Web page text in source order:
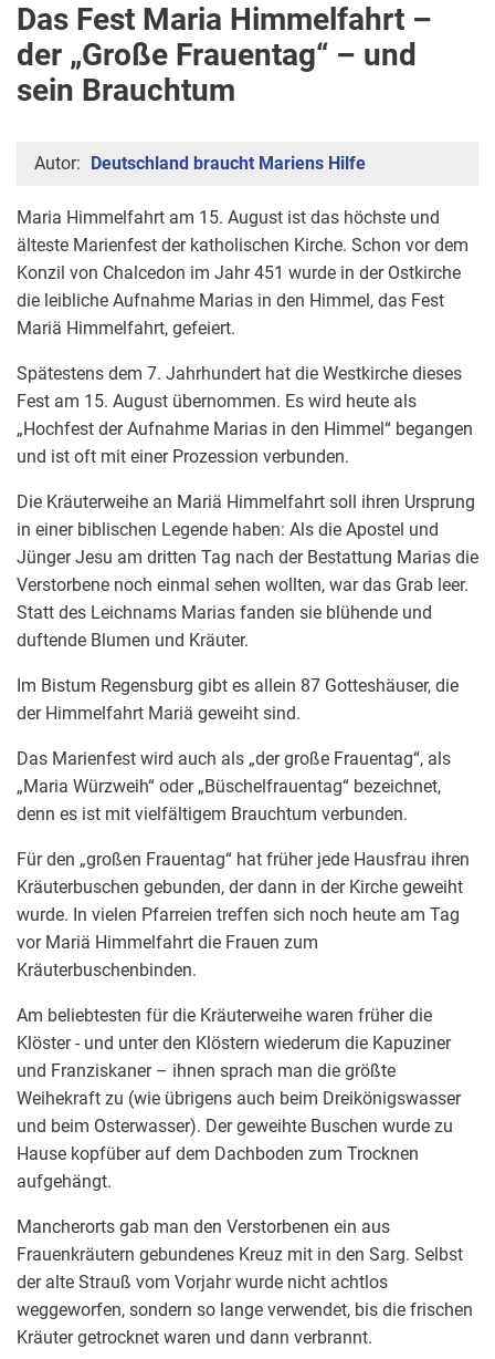
Das Fest Maria Himmelfahrt –
der „Große Frauentag“ – und
sein Brauchtum
Autor: Deutschland braucht Mariens Hilfe
Maria Himmelfahrt am 15. August ist das höchste und
älteste Marienfest der katholischen Kirche. Schon vor dem
Konzil von Chalcedon im Jahr 451 wurde in der Ostkirche
die leibliche Aufnahme Marias in den Himmel, das Fest
Mariä Himmelfahrt, gefeiert.
Spätestens dem 7. Jahrhundert hat die Westkirche dieses
Fest am 15. August übernommen. Es wird heute als
„Hochfest der Aufnahme Marias in den Himmel“ begangen
und ist oft mit einer Prozession verbunden.
Die Kräuterweihe an Mariä Himmelfahrt soll ihren Ursprung
in einer biblischen Legende haben: Als die Apostel und
Jünger Jesu am dritten Tag nach der Bestattung Marias die
Verstorbene noch einmal sehen wollten, war das Grab leer.
Statt des Leichnams Marias fanden sie blühende und
duftende Blumen und Kräuter.
Im Bistum Regensburg gibt es allein 87 Gotteshäuser, die
der Himmelfahrt Mariä geweiht sind.
Das Marienfest wird auch als „der große Frauentag“, als
„Maria Würzweih“ oder „Büschelfrauentag“ bezeichnet,
denn es ist mit vielfältigem Brauchtum verbunden.
Für den „großen Frauentag“ hat früher jede Hausfrau ihren
Kräuterbuschen gebunden, der dann in der Kirche geweiht
wurde. In vielen Pfarreien treffen sich noch heute am Tag
vor Mariä Himmelfahrt die Frauen zum
Kräuterbuschenbinden.
Am beliebtesten für die Kräuterweihe waren früher die
Klöster - und unter den Klöstern wiederum die Kapuziner
und Franziskaner – ihnen sprach man die größte
Weihekraft zu (wie übrigens auch beim Dreikönigswasser
und beim Osterwasser). Der geweihte Buschen wurde zu
Hause kopfüber auf dem Dachboden zum Trocknen
aufgehängt.
Mancherorts gab man den Verstorbenen ein aus
Frauenkräutern gebundenes Kreuz mit in den Sarg. Selbst
der alte Strauß vom Vorjahr wurde nicht achtlos
weggeworfen, sondern so lange verwendet, bis die frischen
Kräuter getrocknet waren und dann verbrannt.